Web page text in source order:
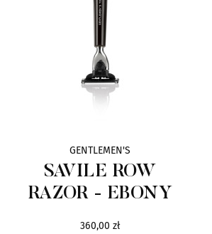
GENTLEMEN'S
SAVILE ROW
RAZOR - EBONY
360,00 zł